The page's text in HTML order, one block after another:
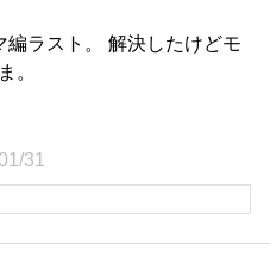
編ラスト。 解決したけどモ
。
31